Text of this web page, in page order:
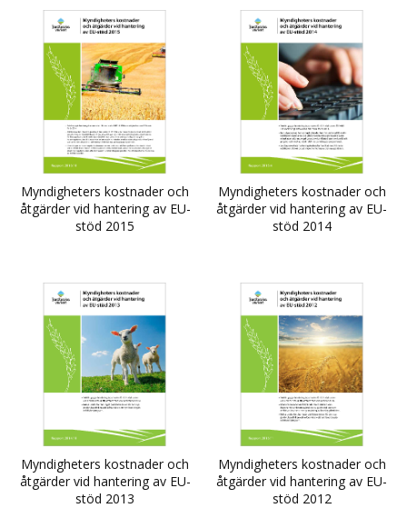
Myndigheters kostnader och
åtgärder vid hantering av EU-
stöd 2015
Myndigheters kostnader och
åtgärder vid hantering av EU-
stöd 2014
Myndigheters kostnader och
åtgärder vid hantering av EU-
stöd 2013
Myndigheters kostnader och
åtgärder vid hantering av EU-
stöd 2012